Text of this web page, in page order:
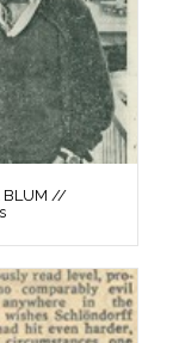
BLUM //